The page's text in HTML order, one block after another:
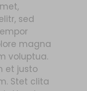
sed
magna
voluptua.
et justo
Stet clita